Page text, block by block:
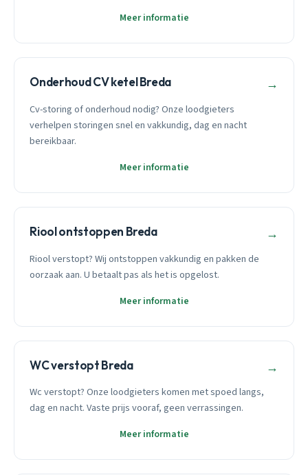
Meer informatie
Onderhoud CV ketel Breda →
Cv-storing of onderhoud nodig? Onze loodgieters
verhelpen storingen snel en vakkundig, dag en nacht
bereikbaar.
Meer informatie
Riool ontstoppen Breda →
Riool verstopt? Wij ontstoppen vakkundig en pakken de
oorzaak aan. U betaalt pas als het is opgelost.
Meer informatie
WC verstopt Breda →
Wc verstopt? Onze loodgieters komen met spoed langs,
dag en nacht. Vaste prijs vooraf, geen verrassingen.
Meer informatie